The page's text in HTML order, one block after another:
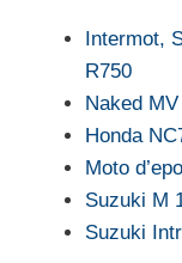
Intermot,
R750
Naked
Honda
Moto
Suzuki M
Suzuki